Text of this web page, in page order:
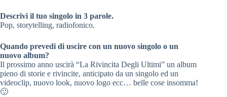
Descrivi il tuo singolo in 3 parole.
Pop, storytelling, radiofonico.
Quando prevedi di uscire con un nuovo singolo o un
nuovo album?
Il prossimo anno uscirà “La Rivincita Degli Ultimi” un album
pieno di storie e rivincite, anticipato da un singolo ed un
videoclip, nuovo look, nuovo logo ecc… belle cose insomma!
🙂